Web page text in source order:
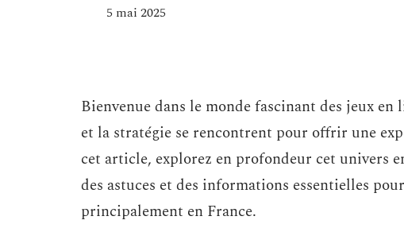
5 mai 2025
Bienvenue dans le monde fascinant des jeux
et la stratégie se rencontrent pour offrir une
cet article, explorez en profondeur cet univers
des astuces et des informations essentielles
principalement en France.